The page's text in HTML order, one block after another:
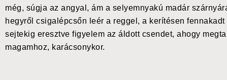
még, súgja az angyal, ám a selyemnyakú madár
hegyről csigalépcsőn leér a reggel, a kerítésen
sejtekig eresztve figyelem az áldott csendet, ahogy
magamhoz, karácsonykor.